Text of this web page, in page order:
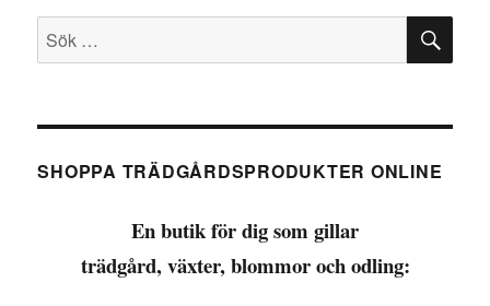
Sök
efter:
SHOPPA TRÄDGÅRDSPRODUKTER ONLINE
En butik för dig som gillar
trädgård, växter, blommor och odling: